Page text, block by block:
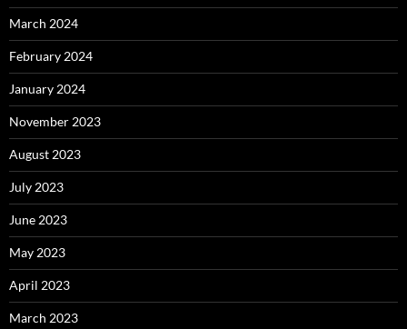
March 2024
February 2024
January 2024
November 2023
August 2023
July 2023
June 2023
May 2023
April 2023
March 2023